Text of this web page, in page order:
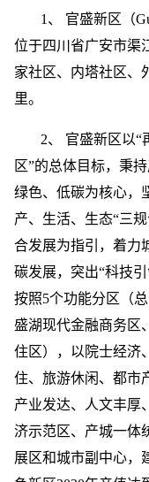
1、 官盛新区（
位于四川省广安市渠
家社区、内塔社区、
里。
2、 官盛新区以“
区”的总体目标，秉
绿色、低碳为核心，
产、生活、生态“三
合发展为指引，着力
碳发展，突出“科技
按照5个功能分区（
盛湖现代金融商务区
住区），以院士经济
住、旅游休闲、都市
产业发达、人文丰厚
济示范区、产城一体
展区和城市副中心，